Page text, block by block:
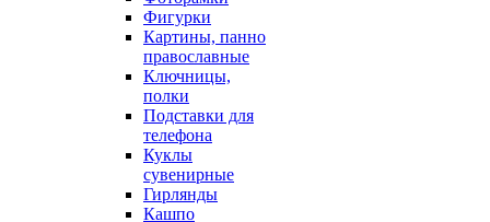
Фигурки
Картины, панно
православные
Ключницы,
полки
Подставки для
телефона
Куклы
сувенирные
Гирлянды
Кашпо